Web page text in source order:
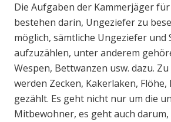
Die Aufgaben der Kammerjäger
bestehen darin, Ungeziefer zu
möglich, sämtliche Ungeziefer und
aufzuzählen, unter anderem
Wespen, Bettwanzen usw. dazu.
werden Zecken, Kakerlaken, Flöhe,
gezählt. Es geht nicht nur um die
Mitbewohner, es geht auch